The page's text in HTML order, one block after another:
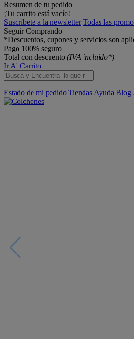
Resumen de tu pedido
¡Tu carrito está vacío!
Suscríbete a la newsletter Todas las
Seguir Comprando
*Descuentos, cupones y servicios son
Pago 100% seguro
Total con descuento (IVA incluido*)
Ir Al Carrito
Estado de mi pedido Tiendas Ayuda Blog